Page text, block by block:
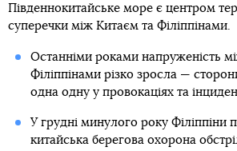
Південнокитайське море є центром
суперечки між Китаєм та Філіппінами.
Останніми роками напруженість
Філіппінами різко зросла —
одна одну у провокаціях та
У грудні минулого року Філіппіни
китайська берегова охорона